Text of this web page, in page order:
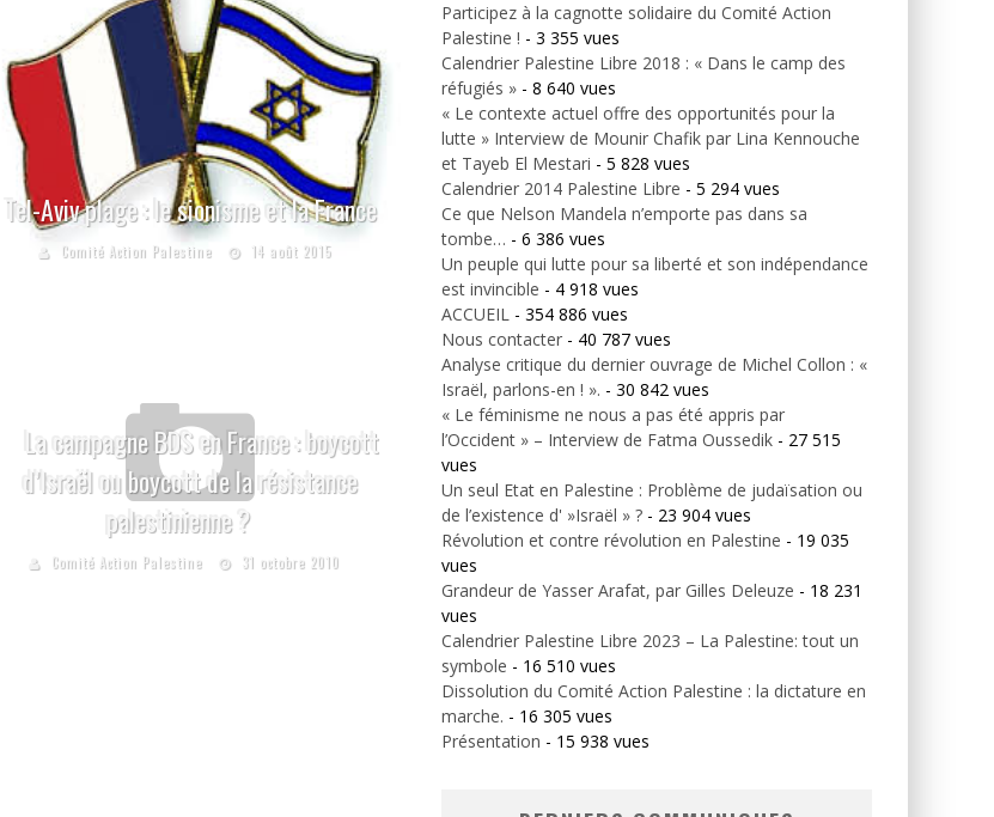
Tel-Aviv plage : le sionisme et la France
Comité Action Palestine 14 août 2015
La campagne BDS en France : boycott
d’Israël ou boycott de la résistance
palestinienne ?
Comité Action Palestine 31 octobre 2010
Participez à la cagnotte solidaire du Comité Action
Palestine ! - 3 355 vues
Calendrier Palestine Libre 2018 : « Dans le camp des
réfugiés » - 8 640 vues
« Le contexte actuel offre des opportunités pour la
lutte » Interview de Mounir Chafik par Lina Kennouche
et Tayeb El Mestari - 5 828 vues
Calendrier 2014 Palestine Libre - 5 294 vues
Ce que Nelson Mandela n’emporte pas dans sa
tombe… - 6 386 vues
Un peuple qui lutte pour sa liberté et son indépendance
est invincible - 4 918 vues
ACCUEIL - 354 886 vues
Nous contacter - 40 787 vues
Analyse critique du dernier ouvrage de Michel Collon : «
Israël, parlons-en ! ». - 30 842 vues
« Le féminisme ne nous a pas été appris par
l’Occident » – Interview de Fatma Oussedik - 27 515
vues
Un seul Etat en Palestine : Problème de judaïsation ou
de l’existence d' »Israël » ? - 23 904 vues
Révolution et contre révolution en Palestine - 19 035
vues
Grandeur de Yasser Arafat, par Gilles Deleuze - 18 231
vues
Calendrier Palestine Libre 2023 – La Palestine: tout un
symbole - 16 510 vues
Dissolution du Comité Action Palestine : la dictature en
marche. - 16 305 vues
Présentation - 15 938 vues